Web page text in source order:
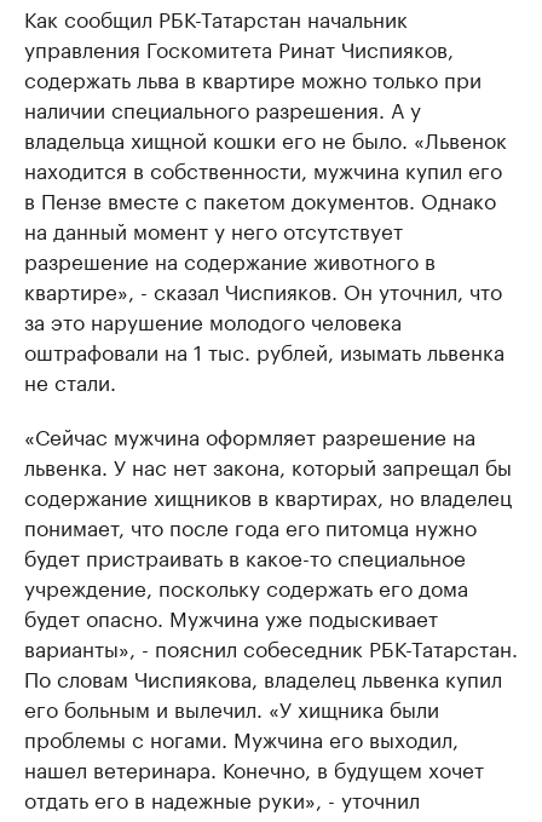
Как сообщил РБК-Татарстан начальник
управления Госкомитета Ринат Чиспияков,
содержать льва в квартире можно только при
наличии специального разрешения. А у
владельца хищной кошки его не было. «Львенок
находится в собственности, мужчина купил его
в Пензе вместе с пакетом документов. Однако
на данный момент у него отсутствует
разрешение на содержание животного в
квартире», - сказал Чиспияков. Он уточнил, что
за это нарушение молодого человека
оштрафовали на 1 тыс. рублей, изымать львенка
не стали.
«Сейчас мужчина оформляет разрешение на
львенка. У нас нет закона, который запрещал бы
содержание хищников в квартирах, но владелец
понимает, что после года его питомца нужно
будет пристраивать в какое-то специальное
учреждение, поскольку содержать его дома
будет опасно. Мужчина уже подыскивает
варианты», - пояснил собеседник РБК-Татарстан.
По словам Чиспиякова, владелец львенка купил
его больным и вылечил. «У хищника были
проблемы с ногами. Мужчина его выходил,
нашел ветеринара. Конечно, в будущем хочет
отдать его в надежные руки», - уточнил